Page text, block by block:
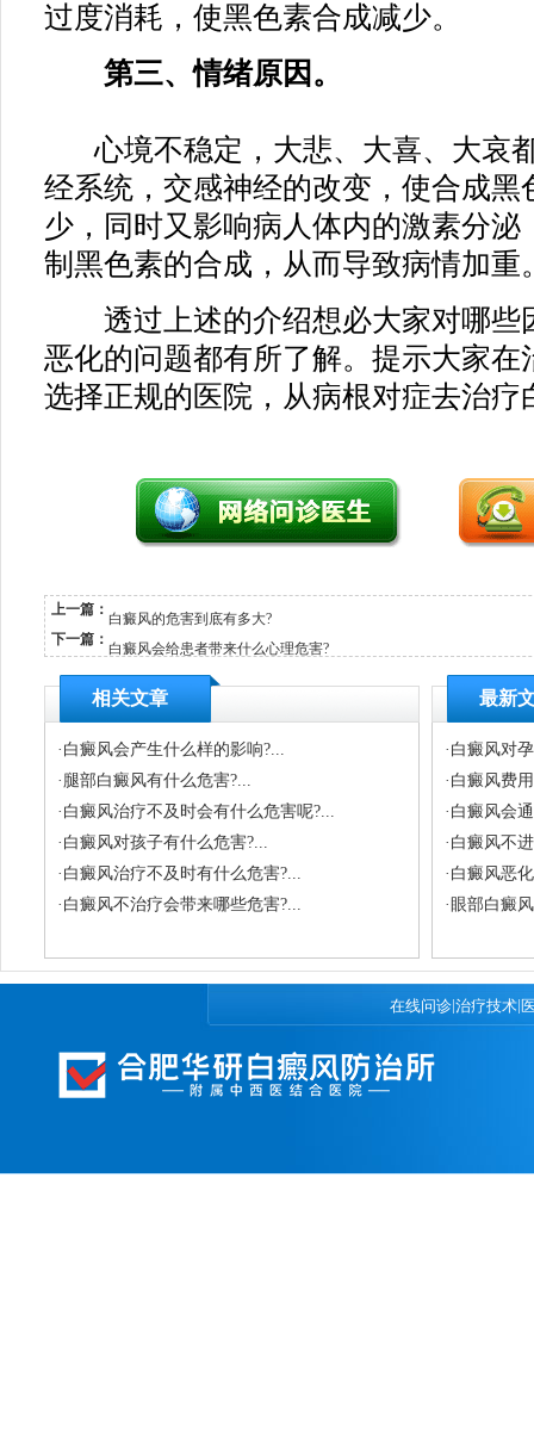
过度消耗，使黑色素合成减少。
第三、情绪原因。
心境不稳定，大悲、大喜、大哀
经系统，交感神经的改变，使合成黑
少，同时又影响病人体内的激素分泌
制黑色素的合成，从而导致病情加重
透过上述的介绍想必大家对哪些
恶化的问题都有所了解。提示大家在
选择正规的医院，从病根对症去治疗
上一篇： 白癜风的危害到底有多大?
下一篇： 白癜风会给患者带来什么心理危害?
相关文章
· 白癜风会产生什么样的影响?...
· 腿部白癜风有什么危害?...
· 白癜风治疗不及时会有什么危害呢?...
· 白癜风对孩子有什么危害?...
· 白癜风治疗不及时有什么危害?...
· 白癜风不治疗会带来哪些危害?...
最新
· 白癜风对
· 白癜风费
· 白癜风会
· 白癜风不
· 白癜风恶
· 眼部白癜
在线问诊|治疗技术|